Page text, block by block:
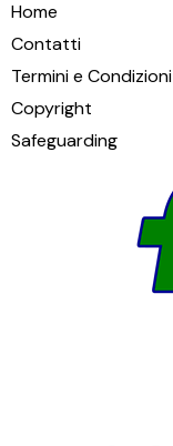
Home
Contatti
Termini e Condizioni
Copyright
Safeguarding